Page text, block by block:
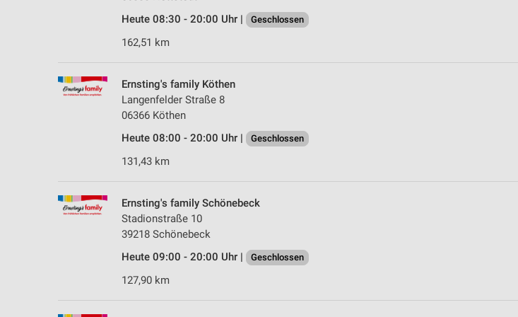
Heute 08:30 - 20:00 Uhr |
Geschlossen
162,51 km
Ernsting's family Köthen
Langenfelder Straße 8
06366 Köthen
Heute 08:00 - 20:00 Uhr |
Geschlossen
131,43 km
Ernsting's family Schönebeck
Stadionstraße 10
39218 Schönebeck
Heute 09:00 - 20:00 Uhr |
Geschlossen
127,90 km